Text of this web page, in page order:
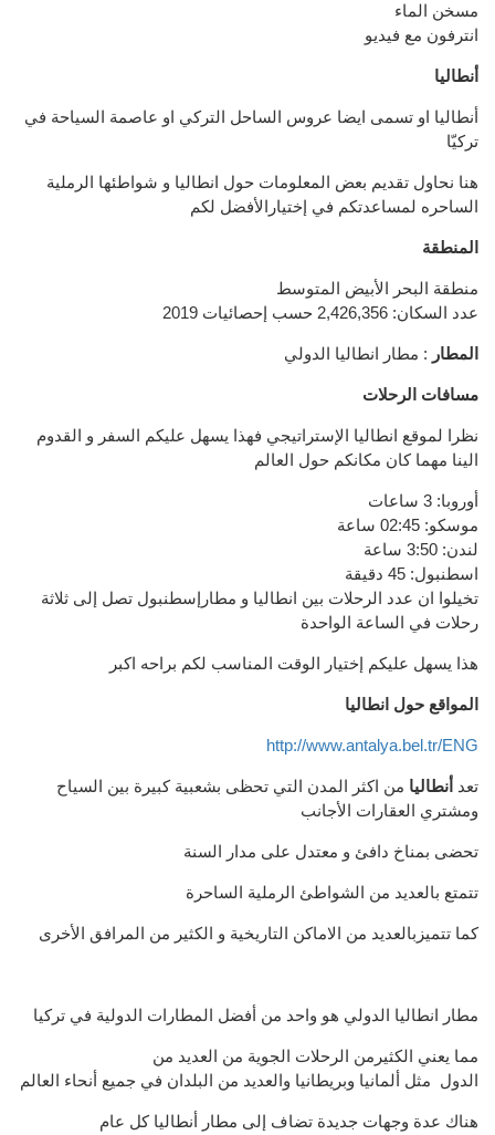
مسخن الماء
انترفون مع فيديو
أنطاليا
أنطاليا او تسمى ايضا عروس الساحل التركي او عاصمة السياحة في
تركيّا
هنا نحاول تقديم بعض المعلومات حول انطاليا و شواطئها الرملية
الساحره لمساعدتكم في إختيارالأفضل لكم
المنطقة
منطقة البحر الأبيض المتوسط
عدد السكان: 2,426,356 حسب إحصائيات 2019
المطار : مطار انطاليا الدولي
مسافات الرحلات
نظرا لموقع انطاليا الإستراتيجي فهذا يسهل عليكم السفر و القدوم
الينا مهما كان مكانكم حول العالم
أوروبا: 3 ساعات
موسكو: 02:45 ساعة
لندن: 3:50 ساعة
اسطنبول: 45 دقيقة
تخيلوا ان عدد الرحلات بين انطاليا و مطارإسطنبول تصل إلى ثلاثة
رحلات في الساعة الواحدة
هذا يسهل عليكم إختيار الوقت المناسب لكم براحه اكبر
المواقع حول انطاليا
http://www.antalya.bel.tr/ENG
تعد أنطاليا من اكثر المدن التي تحظى بشعبية كبيرة بين السياح
ومشتري العقارات الأجانب
تحضى بمناخ دافئ و معتدل على مدار السنة
تتمتع بالعديد من الشواطئ الرملية الساحرة
كما تتميزبالعديد من الاماكن التاريخية و الكثير من المرافق الأخرى
مطار انطاليا الدولي هو واحد من أفضل المطارات الدولية في تركيا
مما يعني الكثيرمن الرحلات الجوية من العديد من
الدول مثل ألمانيا وبريطانيا والعديد من البلدان في جميع أنحاء العالم
هناك عدة وجهات جديدة تضاف إلى مطار أنطاليا كل عام